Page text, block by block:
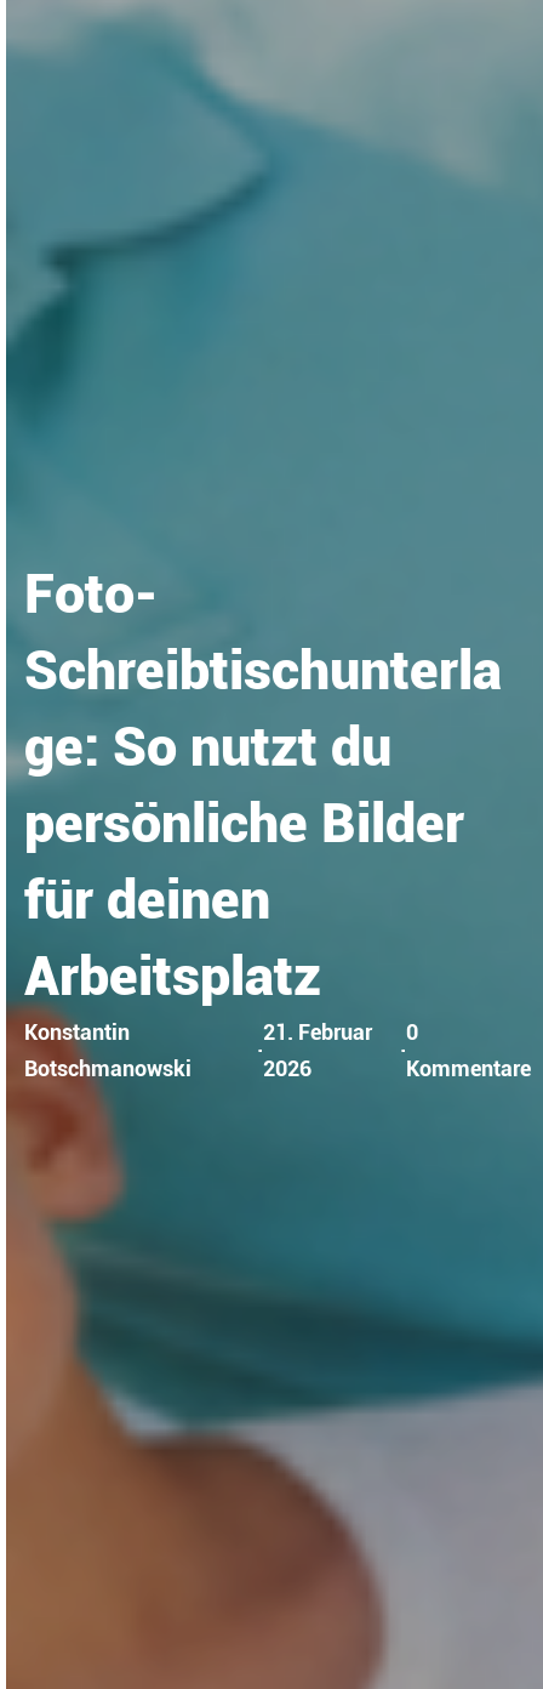
Foto-
Schreibtischunterla
ge: So nutzt du
persönliche Bilder
für deinen
Arbeitsplatz
Konstantin
Botschmanowski
·
21. Februar
2026
·
0
Kommentare